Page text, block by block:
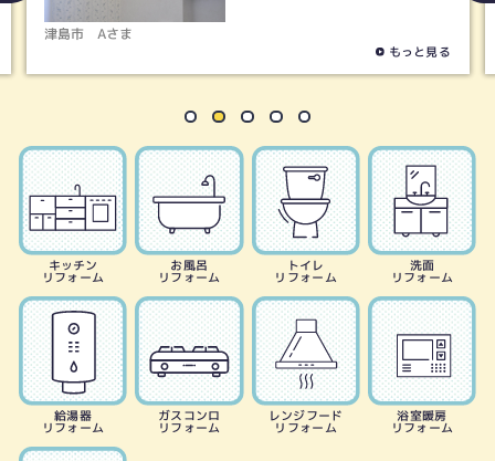
キッチン
リフォーム
お風呂
リフォーム
トイレ
リフォーム
洗面
リフォーム
給湯器
リフォーム
ガスコンロ
リフォーム
レンジフード
リフォーム
浴室暖房
リフォーム